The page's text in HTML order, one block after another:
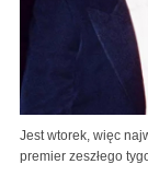
Jest wtorek, więc
premier zeszłego